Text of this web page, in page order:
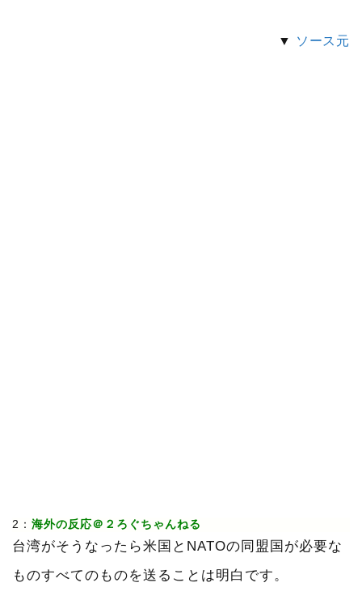
▼ ソース元
2： 海外の反応＠２ろぐちゃんねる
台湾がそうなったら米国とNATOの同盟国が必要な
ものすべてのものを送ることは明白です。